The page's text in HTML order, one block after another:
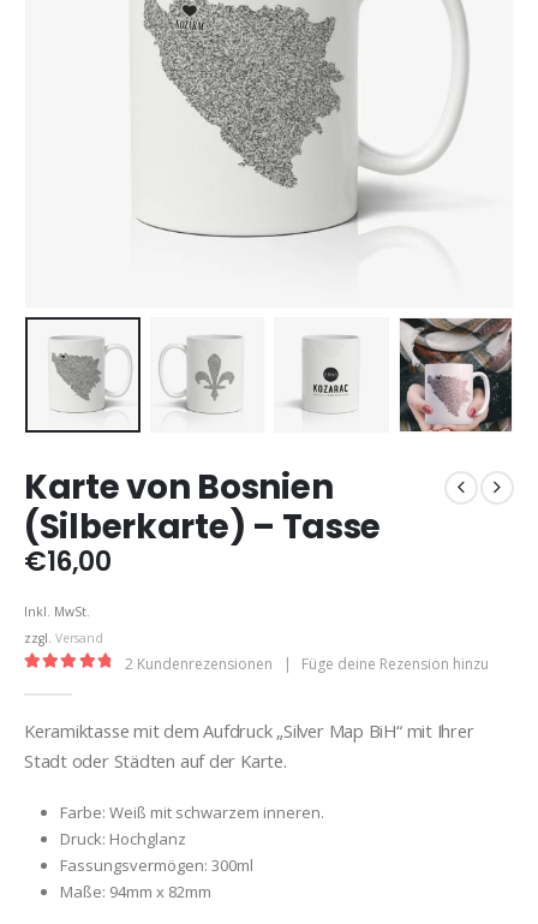
Karte von Bosnien
(Silberkarte) – Tasse
€16,00
Inkl. MwSt.
zzgl. Versand
2 Kundenrezensionen | Füge deine Rezension hinzu
Keramiktasse mit dem Aufdruck „Silver Map BiH“ mit Ihrer
Stadt oder Städten auf der Karte.
Farbe: Weiß mit schwarzem inneren.
Druck: Hochglanz
Fassungsvermögen: 300ml
Maße: 94mm x 82mm